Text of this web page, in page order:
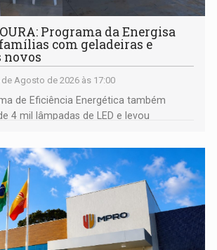
Programa da Energisa
com geladeiras e
novos
de Agosto de 2026 às 17:00
de Eficiência Energética também
4 mil lâmpadas de LED e levou